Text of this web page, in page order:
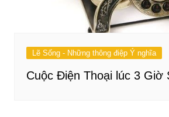
Lẽ Sống - Những thông điệp Ý nghĩa
Cuộc Điện Thoại lúc 3 Giờ